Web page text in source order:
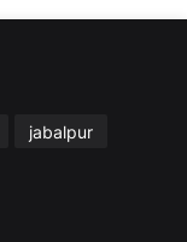
jabalpur